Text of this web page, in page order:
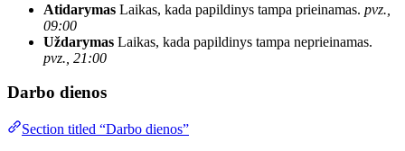
Atidarymas Laikas, kada papildinys tampa prieinamas. pvz.,
09:00
Uždarymas Laikas, kada papildinys tampa neprieinamas.
pvz., 21:00
Darbo dienos
Section titled “Darbo dienos”